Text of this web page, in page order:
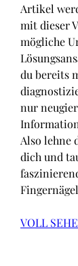
Artikel
mit dieser
mögliche
du bereits
nur
Also lehne
dich und
VOLL